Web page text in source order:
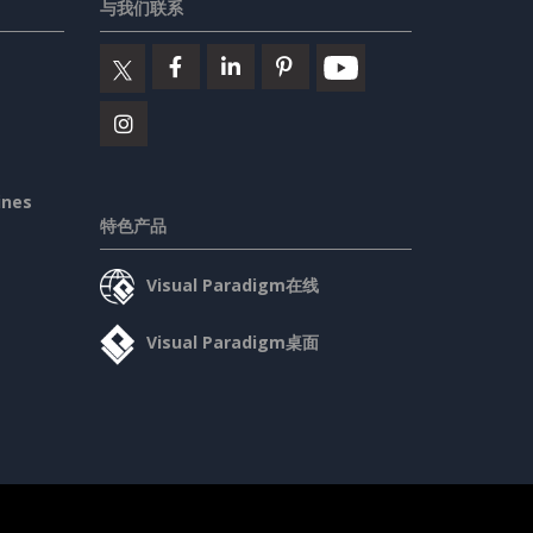
与我们联系
特色产品
Visual Paradigm在线
Visual Paradigm桌面